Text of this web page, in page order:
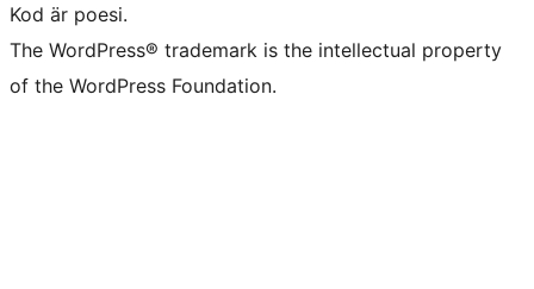
Kod är poesi.
The WordPress® trademark is the intellectual property
of the WordPress Foundation.